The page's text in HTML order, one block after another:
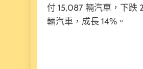
付 15,087 輛汽車，下跌
輛汽車，成長 14%。